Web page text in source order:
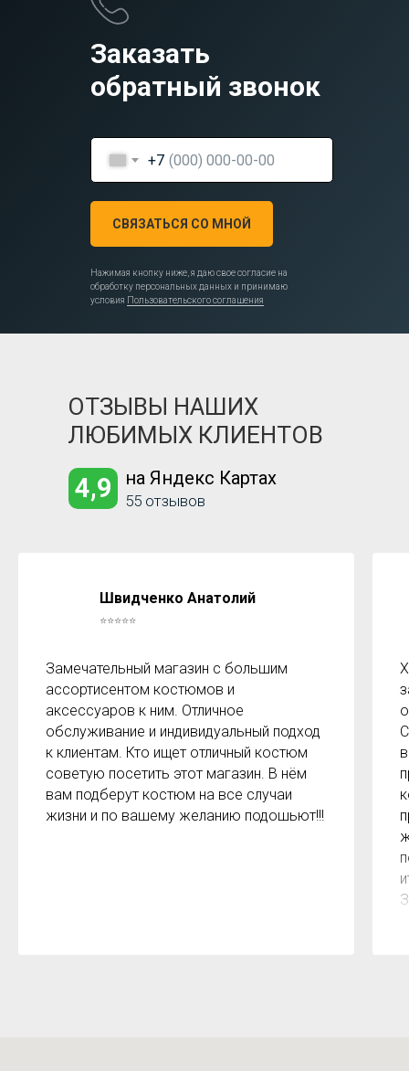
Заказать
обратный звонок
+7
СВЯЗАТЬСЯ СО МНОЙ
Нажимая кнопку ниже, я даю свое согласие на
обработку персональных данных и принимаю
условия Пользовательского соглашения
55 отзывов
на Яндекс Картах
4,9
ОТЗЫВЫ НАШИХ
ЛЮБИМЫХ КЛИЕНТОВ
Швидченко Анатолий
⭐⭐⭐⭐⭐
Замечательный магазин с большим
ассортисентом костюмов и
аксессуаров к ним. Отличное
обслуживание и индивидуальный подход
к клиентам. Кто ищет отличный костюм
советую посетить этот магазин. В нём
вам подберут костюм на все случаи
жизни и по вашему желанию подошьют!!!